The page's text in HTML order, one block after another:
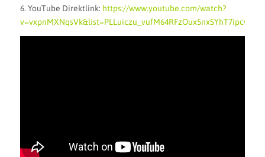
6. YouTube Direktlink: https://www.youtube.com/watch?